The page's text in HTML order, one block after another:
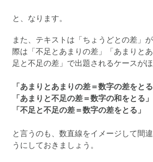
と、なります。
また、テキストは「ちょうどとの差」
際は「不足とあまりの差」「あまりと
足と不足の差」で出題されるケースがほ
「あまりとあまりの差＝数字の差をとる
「あまりと不足の差＝数字の和をとる」
「不足と不足の差＝数字の差をとる」
と言うのも、数直線をイメージして間
うにしておきましょう。